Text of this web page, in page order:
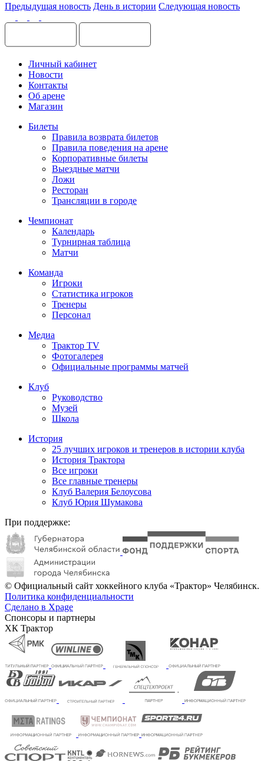
Предыдущая новость День в истории Следующая новость
Личный кабинет
Новости
Контакты
Об арене
Магазин
Билеты
Правила возврата билетов
Правила поведения на арене
Корпоративные билеты
Выездные матчи
Ложи
Ресторан
Трансляции в городе
Чемпионат
Календарь
Турнирная таблица
Матчи
Команда
Игроки
Статистика игроков
Тренеры
Персонал
Медиа
Трактор TV
Фотогалерея
Официальные программы матчей
Клуб
Руководство
Музей
Школа
История
25 лучших игроков и тренеров в истории клуба
История Трактора
Все игроки
Все главные тренеры
Клуб Валерия Белоусова
Клуб Юрия Шумакова
При поддержке:
© Официальный сайт хоккейного клуба «Трактор» Челябинск.
Политика конфиденциальности
Сделано в Xpage
Спонсоры и партнеры
ХК Трактор